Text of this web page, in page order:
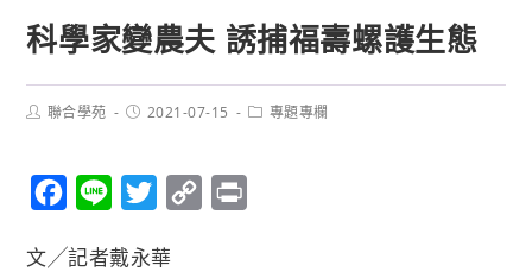
科學家變農夫 誘捕福壽螺護生態
聯合學苑 2021-07-15 專題專欄
c
n
i
文╱記者戴永華